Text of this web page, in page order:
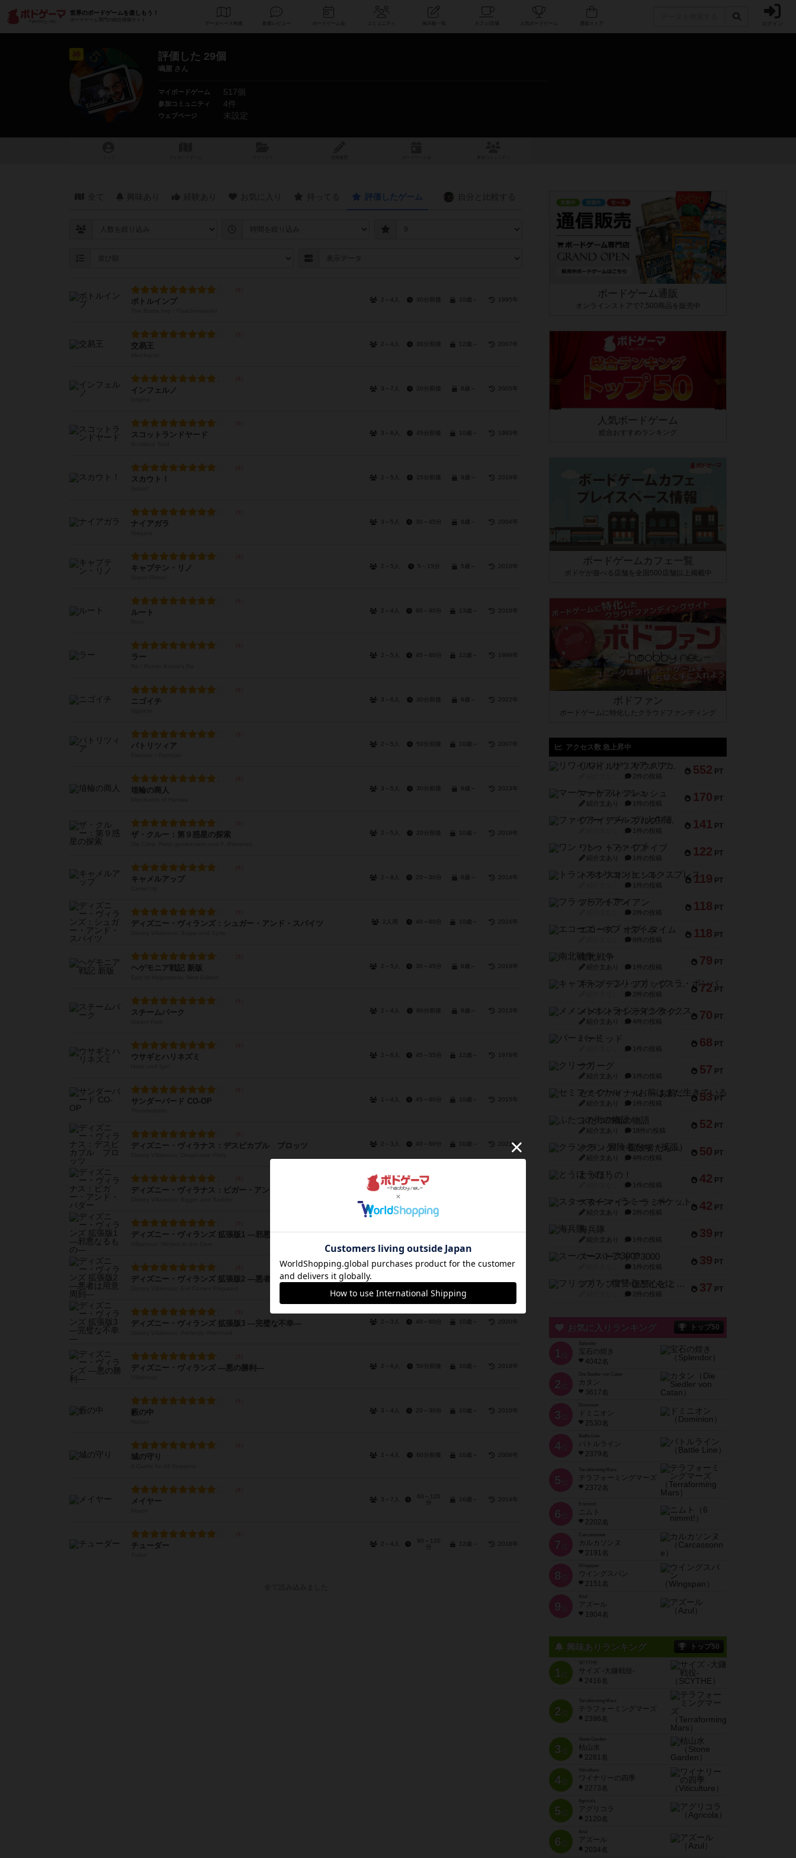
世界のボードゲームを楽しもう！
ボードゲーム専門の総合情報サイト
データベース コミュニティ 人気ボードゲーム ログイン
神 評価した 29個
鳴屋 さん
マイボードゲーム 517個
参加コミュニティ 4件
ウェブページ 未設定
評価したゲーム
ボトルインプ 2～4人 30分前後 10歳～ 1995年
交易王 2～4人 30分前後 12歳～ 2007年
インフェルノ 3～7人 20分前後 8歳～ 2005年
スコットランドヤード 3～6人 45分前後 10歳～ 1983年
スカウト！ 2～5人 15分前後 9歳～ 2019年
ナイアガラ 3～5人 30～45分 8歳～ 2004年
キャプテン・リノ 2～5人 5～15分 5歳～ 2010年
ルート 2～4人 60～90分 13歳～ 2018年
ラー 2～5人 45～60分 12歳～ 1999年
ニゴイチ 3～6人 30分前後 8歳～ 2022年
パトリツィア 2～5人 50分前後 10歳～ 2007年
埴輪の商人 3～5人 30分前後 8歳～ 2023年
ザ・クルー：第９惑星の探索 2～5人 20分前後 10歳～ 2019年
キャメルアップ 2～8人 20～30分 8歳～ 2014年
ディズニー・ヴィランズ：シュガー・アンド・スパイツ 2人用 40～60分 10歳～ 2024年
ヘゲモニア戦記 新版 2～5人 30～45分 8歳～ 2019年
スチームパーク 2～4人 60分前後 8歳～ 2013年
ウサギとハリネズミ 2～6人 45～55分 12歳～ 1978年
サンダーバード CO-OP 1～4人 45～60分 10歳～ 2015年
ディズニー・ヴィラナス：デスピカブル プロッツ 2～3人 40～60分 10歳～ 2021年
ディズニー・ヴィラナス：ビガー・アンド・バダー 2～3人 40～60分
ディズニー・ヴィランズ 拡張版1 ―邪悪なるもの― 2～3人 40～60分 10歳～ 2019年
ディズニー・ヴィランズ 拡張版2 ―悪者は用意周到―
ディズニー・ヴィランズ 拡張版3 ―完璧な不幸― 2～3人 40～60分 10歳～ 2020年
ディズニー・ヴィランズ ―悪の勝利― 2～6人 50分前後 10歳～ 2018年
藪の中 3～4人 20～30分 10歳～ 2010年
城の守り 2～4人 60分前後 10歳～ 2008年
メイヤー 3～7人
60～120
分
16歳～ 2014年
チューダー 2～4人
90～120
分
12歳～ 2018年
ボードゲーム通販
オンラインストアで7,500商品を販売中
人気ボードゲーム
総合おすすめランキング
ボードゲームカフェ一覧
ボドゲが遊べる店舗を全国500店舗以上掲載中
ボドファン
ボードゲームに特化したクラウドファンディング
アクセス数 急上昇中
552 PT
リワイルド：サウスアメリカ
2件の投稿
170 PT
マーケットフレッシュ
紹介文あり 1件の投稿
141 PT
ファイアー・ブルズ / 火牛陣
1件の投稿
122 PT
ワン・トゥ・ファイブ
紹介文あり 1件の投稿
119 PT
トランスオリエント・エクスプレス
1件の投稿
118 PT
フラットアイアン
2件の投稿
118 PT
エコーズ・オブ・タイム
8件の投稿
79 PT
南北戦争
紹介文あり 1件の投稿
72 PT
キャプテン・フリップ：イスラ・ボンバ
2件の投稿
70 PT
メメントオンラインタクティクス
紹介文あり 4件の投稿
68 PT
パーミッド
1件の投稿
57 PT
クリーグ
紹介文あり 1件の投稿
53 PT
セミファイナル ～お前はまだ生きている～
紹介文あり 1件の投稿
52 PT
ふたつの街の物語
紹介文あり 18件の投稿
50 PT
クランク! ：冒険者たち（拡張）
紹介文あり 4件の投稿
42 PT
とうほうの！
1件の投稿
42 PT
スターマイン・ラミー ポケット
紹介文あり 2件の投稿
39 PT
海兵隊
紹介文あり 1件の投稿
39 PT
スーパーストア3000
1件の投稿
37 PT
フリップ７：復讐心とともに
2件の投稿
お気に入りランキング トップ50
1 位
宝石の煌き
4042名
2 位
Die Siedler von Catan
カタン
3617名
3 位
ドミニオン
2530名
4位
Battle Line
バトルライン
2379名
5 位
Terraforming Mars
テラフォーミングマーズ
2372名
6 位
ニムト
2202名
7 位
Carcassonne
カルカソンヌ
2191名
8 位
Wingspan
ウイングスパン
2151名
9 位
Azul
アズール
1904名
興味ありランキング トップ50
1位
SCYTHE
サイズ -大鎌戦役-
2416名
2位
Terraforming Mars
テラフォーミングマーズ
2396名
3位
Stone Garden
枯山水
2281名
4位
Viticulture
ワイナリーの四季
2273名
5位
Agricola
アグリコラ
2120名
6位
Azul
アズール
2034名